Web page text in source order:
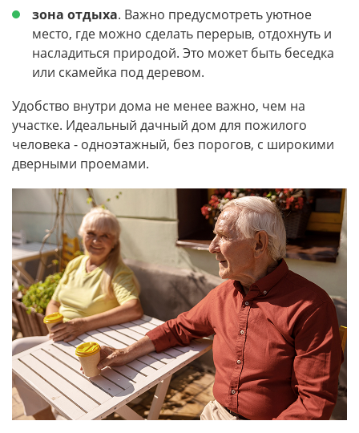
зона отдыха. Важно предусмотреть уютное
место, где можно сделать перерыв, отдохнуть и
насладиться природой. Это может быть беседка
или скамейка под деревом.
Удобство внутри дома не менее важно, чем на
участке. Идеальный дачный дом для пожилого
человека - одноэтажный, без порогов, с широкими
дверными проемами.